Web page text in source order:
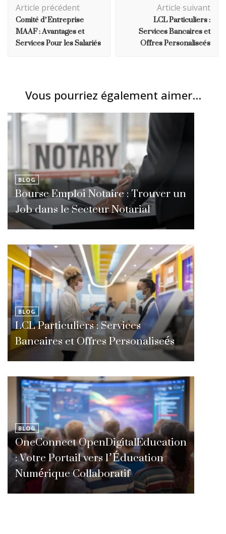
d'article
Article précédent
Comité d’Entreprise
MAAF : Avantages et
Services Pour les Salariés
Article suivant
LCL Particuliers :
Services Bancaires et
Offres Personaliseés
Vous pourriez également aimer...
BLOG
Bourse Emploi Notaire : Trouver un
Job dans le Secteur Notarial
BLOG
LCL Particuliers : Services
Bancaires et Offres Personaliseés
BLOG
OneConnect OpenDigitalEducation
: Votre Portail vers l’Éducation
Numérique Collaboratif